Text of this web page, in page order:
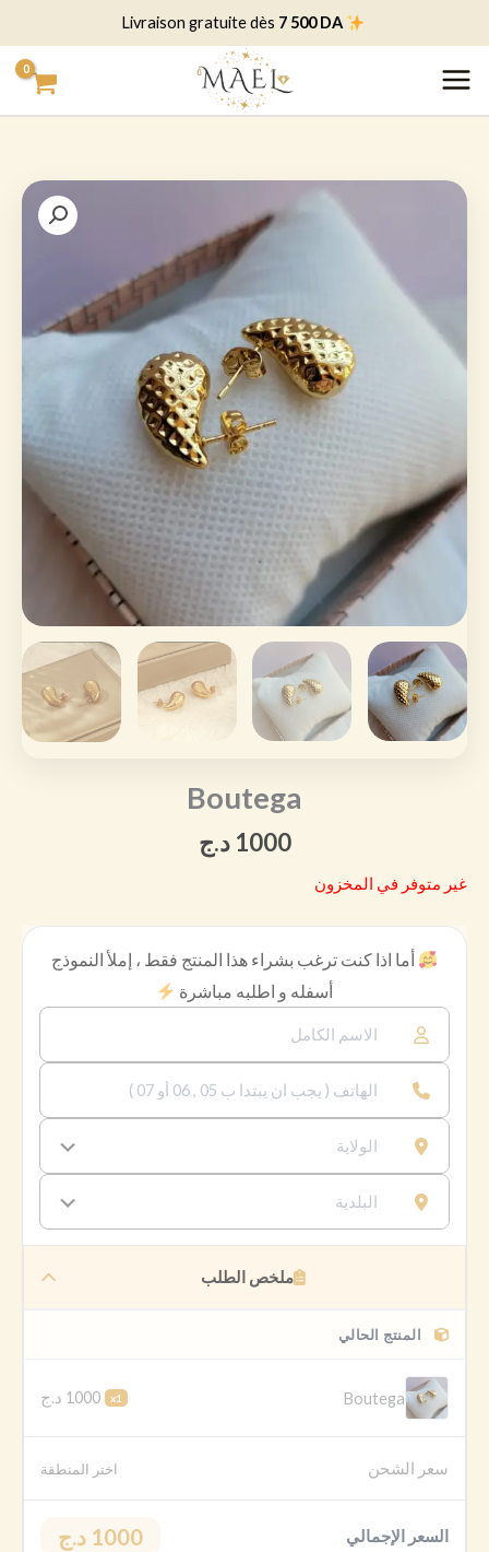
7 500 DA
إلى
المحتوى
Boutega
1000 د.ج
غير متوفر في المخزون
أما اذا كنت ترغب بشراء هذا المنتج فقط ، إملأ النموذج
أسفله و اطلبه مباشرة
ملخص الطلب
المنتج الحالي
Boutega
x1 1000 د.ج
سعر الشحن اختر المنطقة
السعر الإجمالي 1000 د.ج